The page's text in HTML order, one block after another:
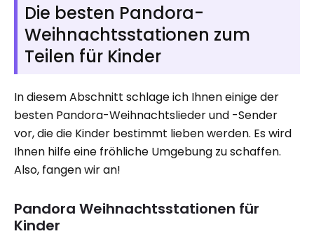
Die besten Pandora-
Weihnachtsstationen zum
Teilen für Kinder
In diesem Abschnitt schlage ich Ihnen einige der
besten Pandora-Weihnachtslieder und -Sender
vor, die die Kinder bestimmt lieben werden. Es wird
Ihnen hilfe eine fröhliche Umgebung zu schaffen.
Also, fangen wir an!
Pandora Weihnachtsstationen für
Kinder